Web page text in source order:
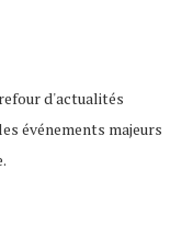
d'actualités
événements majeurs